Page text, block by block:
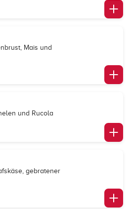
Mais und
und Rucola
gebratener